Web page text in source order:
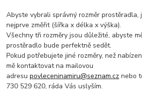
Abyste vybrali správný rozměr prostěradla,
nejprve změřit (šířka x délka x výška).
Všechny tři rozměry jsou důležité, abyste
prostěradlo bude perfektně sedět.
Pokud potřebujete jiné rozměry, než
mě kontaktovat na mailovou
adresupovleceninamiru@seznam.cz nebo
730 529 620, ráda Vás uslyším.